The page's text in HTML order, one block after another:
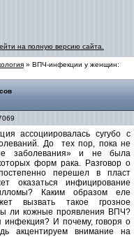
на полную версию сайта.
» ВПЧ-инфекции у женщин:
ассоциировалась сугубо с
До
тех пор, пока не
заболевания» и не была
форм рака. Разговор о
перешел в пласт
оказаться инфицирование
Каким образом еле
вызвать такое грозное
ли кожные проявления ВПЧ?
инфекция? И почему, говоря о
акцентируем внимание на